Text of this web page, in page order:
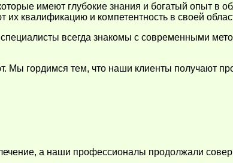
имеют глубокие знания и богатый опыт в
квалификацию и компетентность в своей
всегда знакомы с современными
гордимся тем, что наши клиенты получают
а наши профессионалы продолжали